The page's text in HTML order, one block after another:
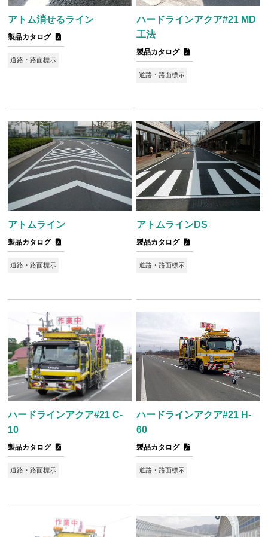
アトム消せるライン
製品カタログ
道路・路面標示
ハードラインアクア#21 MD
工法
製品カタログ
道路・路面標示
アトムライン
製品カタログ
道路・路面標示
アトムラインDS
製品カタログ
道路・路面標示
ハードラインアクア#21 C-
10
製品カタログ
道路・路面標示
ハードラインアクア#21 H-
60
製品カタログ
道路・路面標示